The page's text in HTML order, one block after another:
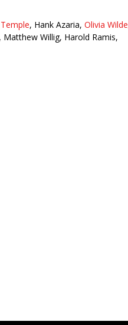
, Hank Azaria, Olivia Wilde
Matthew Willig, Harold Ramis,